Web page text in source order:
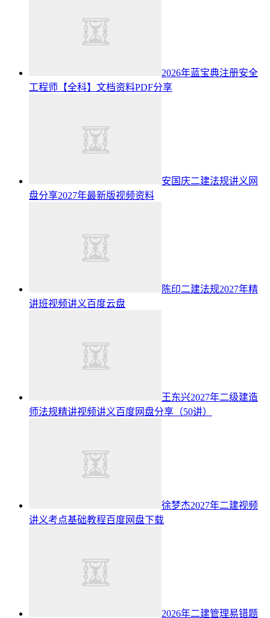
2026年蓝宝典注册安全
工程师【全科】文档资料PDF分享
安国庆二建法规讲义网
盘分享2027年最新版视频资料
陈印二建法规2027年精
讲班视频讲义百度云盘
王东兴2027年二级建造
师法规精讲视频讲义百度网盘分享（50讲）
徐梦杰2027年二建视频
讲义考点基础教程百度网盘下载
2026年二建管理易错题